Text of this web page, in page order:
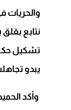
نتابع
تشكيل
يبدو
وأكد